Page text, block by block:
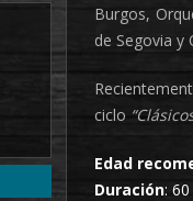
Burgos,
de Segovia y
ciclo
Edad
Duración: